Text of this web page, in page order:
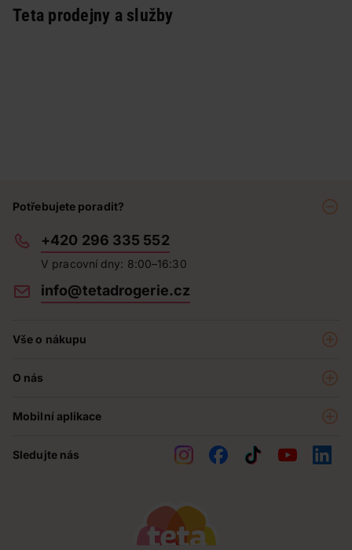
Teta prodejny a služby
Potřebujete poradit?
+420 296 335 552
V pracovní dny: 8:00–16:30
info@tetadrogerie.cz
Vše o nákupu
Prodejny
Obchodní podmínky
O nás
Teta pomáhá
Mobilní aplikace
Sledujte nás